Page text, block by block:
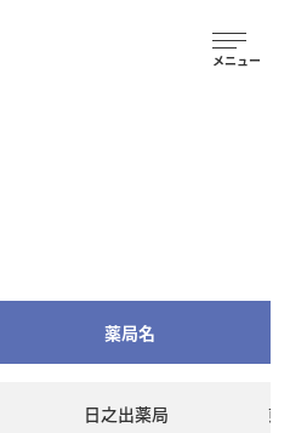
薬局名
日之出薬局 熊